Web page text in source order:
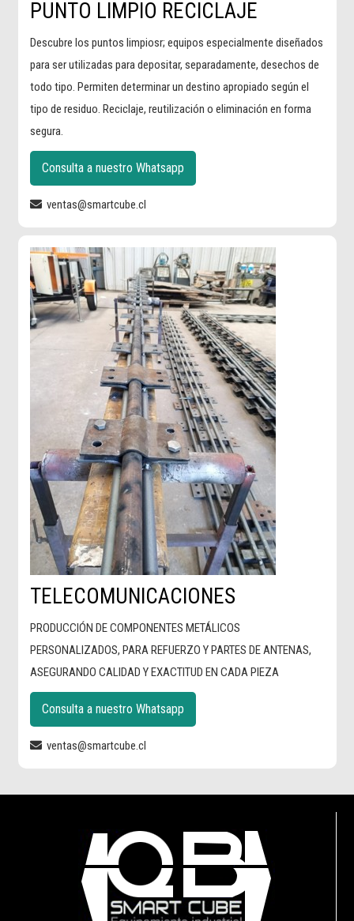
PUNTO LIMPIO RECICLAJE
Descubre los puntos limpiosr; equipos especialmente diseñados
para ser utilizadas para depositar, separadamente, desechos de
todo tipo. Permiten determinar un destino apropiado según el
tipo de residuo. Reciclaje, reutilización o eliminación en forma
segura.
Consulta a nuestro Whatsapp
ventas@smartcube.cl
TELECOMUNICACIONES
PRODUCCIÓN DE COMPONENTES METÁLICOS
PERSONALIZADOS, PARA REFUERZO Y PARTES DE ANTENAS,
ASEGURANDO CALIDAD Y EXACTITUD EN CADA PIEZA
Consulta a nuestro Whatsapp
ventas@smartcube.cl